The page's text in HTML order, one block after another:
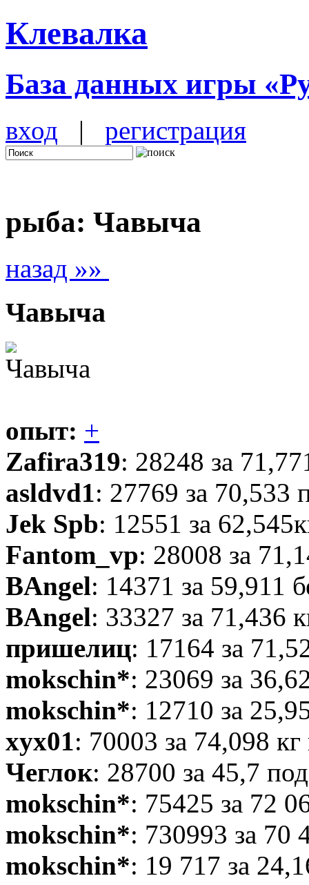
Клевалка
База данных игры
вход | регистрация
рыба: Чавыча
назад »»
Чавыча
опыт: +
Zafira319: 28248 за
asldvd1: 27769 за 70,533
Jek Spb: 12551 за
Fantom_vp: 28008 за
BAngel: 14371 за 59,911
BAngel: 33327 за 71,436
пришелиц: 17164 за
mokschin*: 23069 за
mokschin*: 12710 за
xyx01: 70003 за 74,098
Чеглок: 28700 за 45,7
mokschin*: 75425 за 72
mokschin*: 730993 за 70
mokschin*: 19 717 за